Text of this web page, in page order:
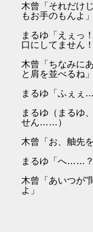
木曾「それだけ
もお手のもんよ」
まるゆ「えぇっ
口にしてません！
木曾「ちなみに
と肩を並べるね」
まるゆ「ふぇ
まるゆ（まるゆ
せん……）
木曾「お、舳先
まるゆ「へ……？
木曾「あいつが"
よ」